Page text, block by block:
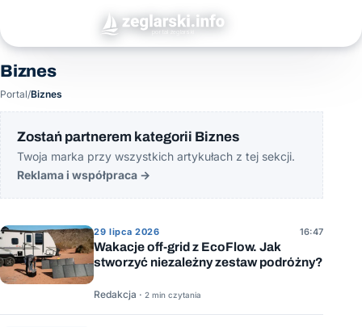
Biznes
Portal/Biznes
Zostań partnerem kategorii Biznes
Twoja marka przy wszystkich artykułach z tej sekcji.
Reklama i współpraca →
29 lipca 2026 16:47
Wakacje off-grid z EcoFlow. Jak
stworzyć niezależny zestaw podróżny?
Redakcja · 2 min czytania